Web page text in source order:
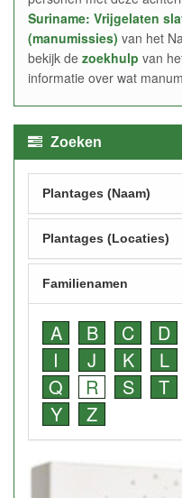
Suriname: Vrijgelaten
(manumissies) van het
bekijk de zoekhulp van
informatie over wat
Zoeken
Plantages (Naam)
Plantages (Locaties)
Familienamen
A B C D
I
J K L
Q
R S T
Y
Z